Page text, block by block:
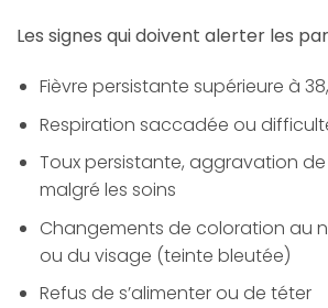
Les signes qui doivent alerter les
Fièvre persistante supérieure à
Respiration saccadée ou
Toux persistante, aggravation
malgré les soins
Changements de coloration au
ou du visage (teinte bleutée)
Refus de s’alimenter ou de téter